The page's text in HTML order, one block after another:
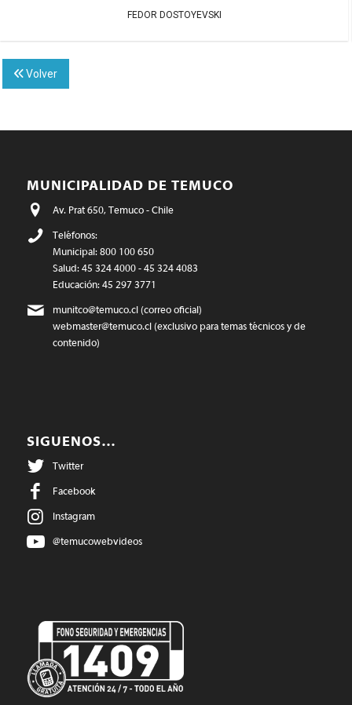
FEDOR DOSTOYEVSKI
Volver
MUNICIPALIDAD DE TEMUCO
Av. Prat 650, Temuco - Chile
Teléfonos:
Municipal: 800 100 650
Salud: 45 324 4000 - 45 324 4083
Educación: 45 297 3771
munitco@temuco.cl(correo oficial)
webmaster@temuco.cl(exclusivo para temas técnicos y de
contenido)
SIGUENOS…
Twitter
Facebook
Instagram
@temucowebvideos